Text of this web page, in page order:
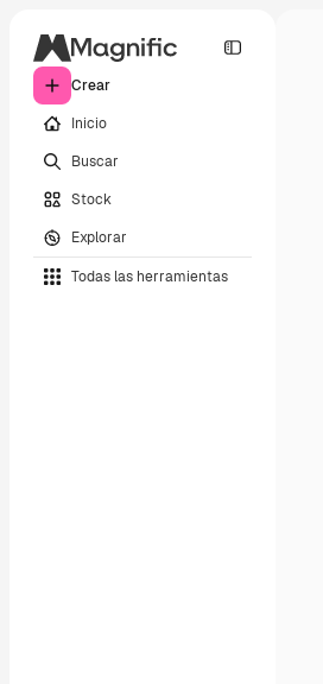
Crear
Inicio
Buscar
Stock
Explorar
Todas las herramientas